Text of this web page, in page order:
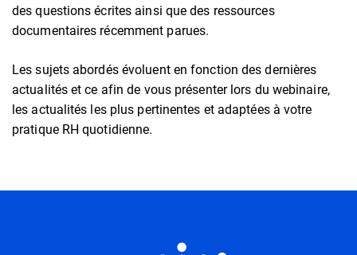
des questions écrites ainsi que des ressources
documentaires récemment parues.
Les sujets abordés évoluent en fonction des dernières
actualités et ce afin de vous présenter lors du webinaire,
les actualités les plus pertinentes et adaptées à votre
pratique RH quotidienne.